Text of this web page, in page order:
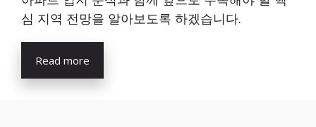
심 지역 전망을 알아보도록 하겠습니다.
Read more